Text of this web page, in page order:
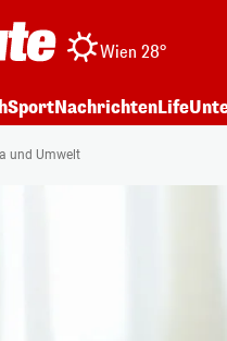
Wien 28°
SportNachrichtenLife
und Umwelt